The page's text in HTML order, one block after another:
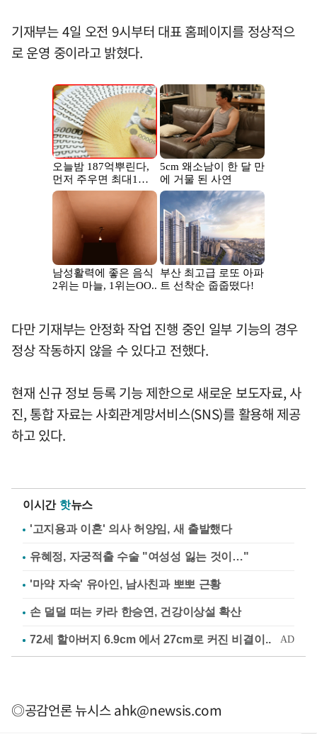
기재부는 4일 오전 9시부터 대표 홈페이지를 정상적으
로 운영 중이라고 밝혔다.
다만 기재부는 안정화 작업 진행 중인 일부 기능의 경우
정상 작동하지 않을 수 있다고 전했다.
현재 신규 정보 등록 기능 제한으로 새로운 보도자료, 사
진, 통합 자료는 사회관계망서비스(SNS)를 활용해 제공
하고 있다.
이시간 핫뉴스
'고지용과 이혼' 의사 허양임, 새 출발했다
유혜정, 자궁적출 수술 "여성성 잃는 것이…"
'마약 자숙' 유아인, 남사친과 뽀뽀 근황
손 덜덜 떠는 카라 한승연, 건강이상설 확산
◎공감언론 뉴시스ahk@newsis.com